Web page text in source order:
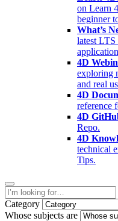
on Learn
beginner
What’s
latest LTS
4D
exploring
and real
4D
reference
4D
Repo.
4D
technical
Tips.
Category
Whose subjects are